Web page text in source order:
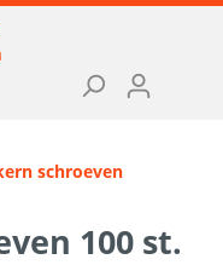
schroeven
100 st.